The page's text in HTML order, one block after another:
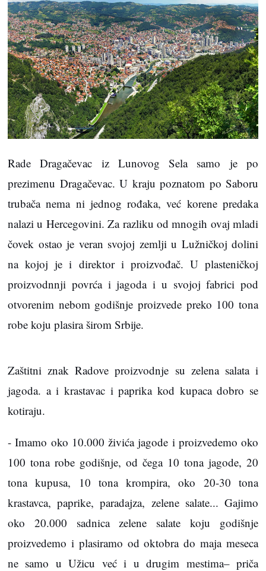
Rade Dragačevac iz Lunovog Sela samo je po
prezimenu Dragačevac. U kraju poznatom po Saboru
trubača nema ni jednog rođaka, već korene predaka
nalazi u Hercegovini. Za razliku od mnogih ovaj mladi
čovek ostao je veran svojoj zemlji u Lužničkoj dolini
na kojoj je i direktor i proizvođač. U plasteničkoj
proizvodnnji povrća i jagoda i u svojoj fabrici pod
otvorenim nebom godišnje proizvede preko 100 tona
robe koju plasira širom Srbije.
Zaštitni znak Radove proizvodnje su zelena salata i
jagoda. a i krastavac i paprika kod kupaca dobro se
kotiraju.
- Imamo oko 10.000 živića jagode i proizvedemo oko
100 tona robe godišnje, od čega 10 tona jagode, 20
tona kupusa, 10 tona krompira, oko 20-30 tona
krastavca, paprike, paradajza, zelene salate... Gajimo
oko 20.000 sadnica zelene salate koju godišnje
proizvedemo i plasiramo od oktobra do maja meseca
ne samo u Užicu već i u drugim mestima– priča